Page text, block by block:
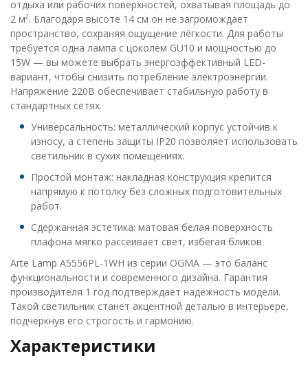
отдыха или рабочих поверхностей, охватывая площадь до
2 м². Благодаря высоте 14 см он не загромождает
пространство, сохраняя ощущение лёгкости. Для работы
требуется одна лампа с цоколем GU10 и мощностью до
15W — вы можете выбрать энергоэффективный LED-
вариант, чтобы снизить потребление электроэнергии.
Напряжение 220В обеспечивает стабильную работу в
стандартных сетях.
Универсальность: металлический корпус устойчив к
износу, а степень защиты IP20 позволяет использовать
светильник в сухих помещениях.
Простой монтаж: накладная конструкция крепится
напрямую к потолку без сложных подготовительных
работ.
Сдержанная эстетика: матовая белая поверхность
плафона мягко рассеивает свет, избегая бликов.
Arte Lamp A5556PL-1WH из серии OGMA — это баланс
функциональности и современного дизайна. Гарантия
производителя 1 год подтверждает надёжность модели.
Такой светильник станет акцентной деталью в интерьере,
подчеркнув его строгость и гармонию.
Характеристики